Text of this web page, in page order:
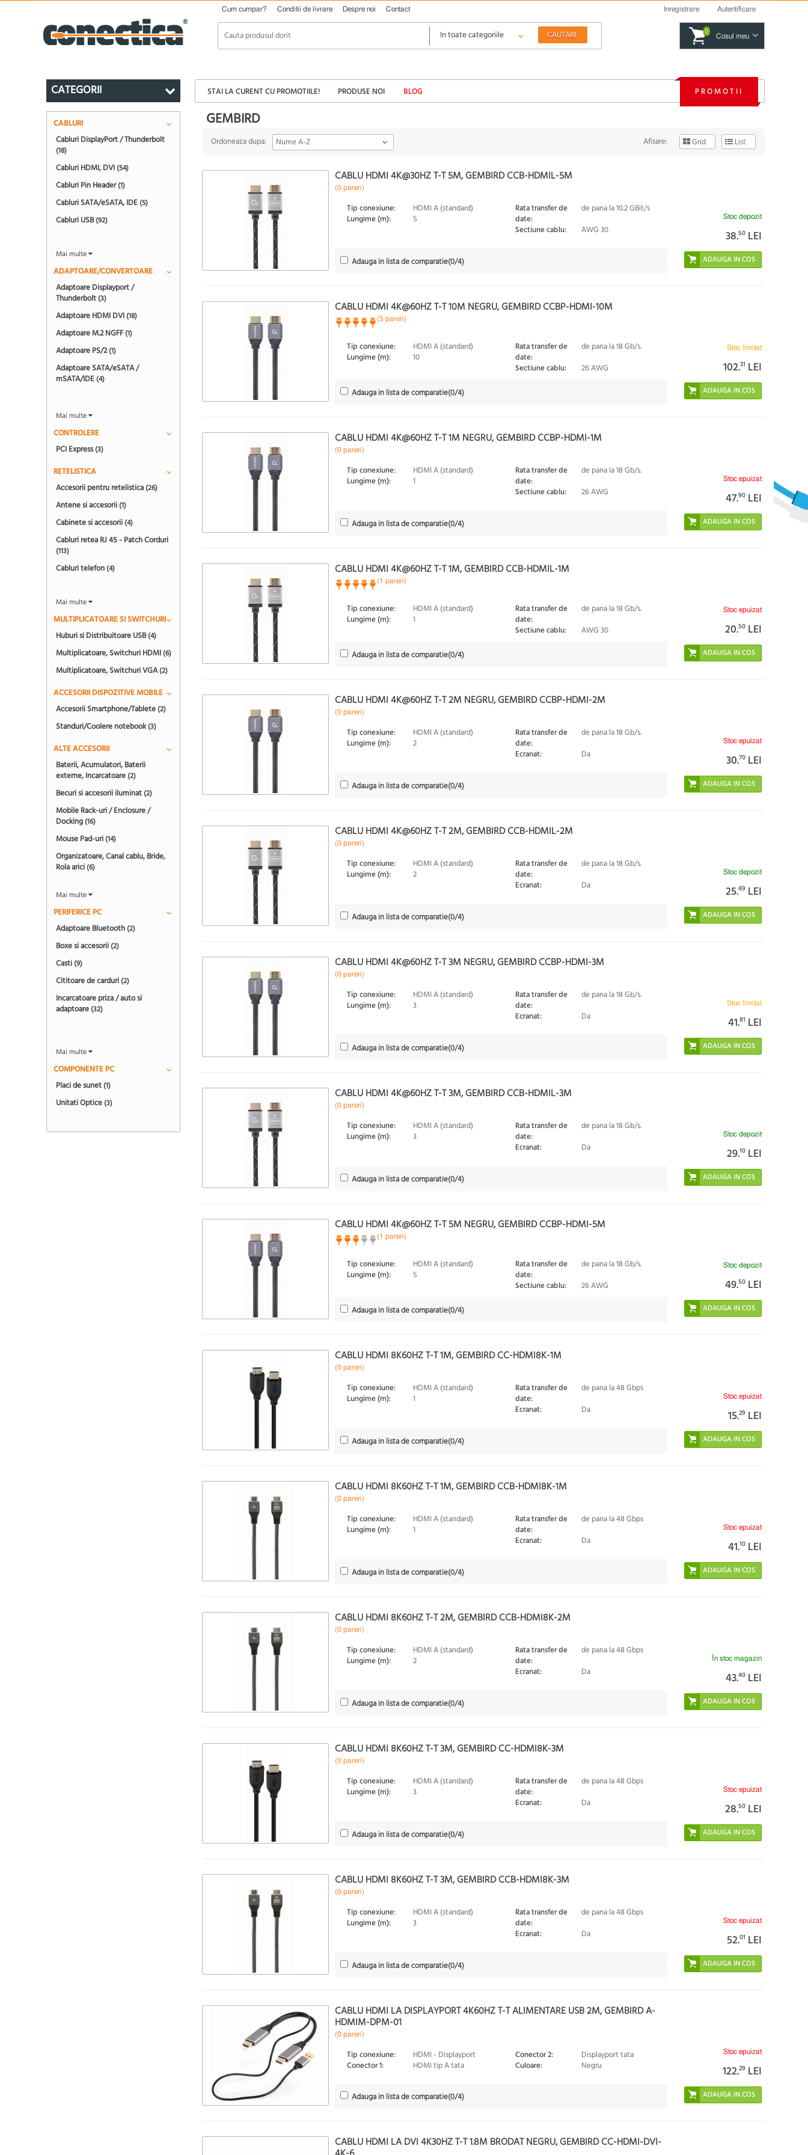
Cum cumpar? Conditii de livrare Despre noi Contact Inregistrare Autentificare
0
Cosul meu
CATEGORII STAI LA CURENT CU PROMOTIILE! PRODUSE NOI BLOG PROMOTII
GEMBIRD
Ordoneaza dupa: Nume A-Z Afisare: Grid List
CABLU HDMI 4K@30HZ T-T 5M, GEMBIRD CCB-HDMIL-5M
(0 pareri)
Tip conexiune:
HDMI A (standard)
Lungime (m):
5
Rata transfer de
date:
de pana la 10.2 GBit/s
Sectiune cablu:
AWG 30
Adauga in lista de comparatie(0/4)
Stoc depozit
38.50 LEI
CABLU HDMI 4K@60HZ T-T 10M NEGRU, GEMBIRD CCBP-HDMI-10M
(3 pareri)
Tip conexiune:
HDMI A (standard)
Lungime (m):
10
Rata transfer de
date:
de pana la 18 Gb/s.
Sectiune cablu:
26 AWG
Adauga in lista de comparatie(0/4)
Stoc limitat
102.31 LEI
CABLU HDMI 4K@60HZ T-T 1M NEGRU, GEMBIRD CCBP-HDMI-1M
(0 pareri)
Tip conexiune:
HDMI A (standard)
Lungime (m):
1
Rata transfer de
date:
de pana la 18 Gb/s.
Sectiune cablu:
26 AWG
Adauga in lista de comparatie(0/4)
Stoc epuizat
47.90 LEI
CABLU HDMI 4K@60HZ T-T 1M, GEMBIRD CCB-HDMIL-1M
(1 pareri)
Tip conexiune:
HDMI A (standard)
Lungime (m):
1
Rata transfer de
date:
de pana la 18 Gb/s.
Sectiune cablu:
AWG 30
Adauga in lista de comparatie(0/4)
Stoc epuizat
20.50 LEI
CABLU HDMI 4K@60HZ T-T 2M NEGRU, GEMBIRD CCBP-HDMI-2M
(0 pareri)
Tip conexiune:
HDMI A (standard)
Lungime (m):
2
Rata transfer de
date:
de pana la 18 Gb/s.
Ecranat:
Da
Adauga in lista de comparatie(0/4)
Stoc epuizat
30.70 LEI
CABLU HDMI 4K@60HZ T-T 2M, GEMBIRD CCB-HDMIL-2M
(0 pareri)
Tip conexiune:
HDMI A (standard)
Lungime (m):
2
Rata transfer de
date:
de pana la 18 Gb/s.
Ecranat:
Da
Adauga in lista de comparatie(0/4)
Stoc depozit
25.49 LEI
CABLU HDMI 4K@60HZ T-T 3M NEGRU, GEMBIRD CCBP-HDMI-3M
(0 pareri)
Tip conexiune:
HDMI A (standard)
Lungime (m):
3
Rata transfer de
date:
de pana la 18 Gb/s.
Ecranat:
Da
Adauga in lista de comparatie(0/4)
Stoc limitat
41.81 LEI
CABLU HDMI 4K@60HZ T-T 3M, GEMBIRD CCB-HDMIL-3M
(0 pareri)
Tip conexiune:
HDMI A (standard)
Lungime (m):
3
Rata transfer de
date:
de pana la 18 Gb/s.
Ecranat:
Da
Adauga in lista de comparatie(0/4)
Stoc depozit
29.10 LEI
CABLU HDMI 4K@60HZ T-T 5M NEGRU, GEMBIRD CCBP-HDMI-5M
(1 pareri)
Tip conexiune:
HDMI A (standard)
Lungime (m):
5
Rata transfer de
date:
de pana la 18 Gb/s.
Sectiune cablu:
26 AWG
Adauga in lista de comparatie(0/4)
Stoc depozit
49.50 LEI
CABLU HDMI 8K60HZ T-T 1M, GEMBIRD CC-HDMI8K-1M
(0 pareri)
Tip conexiune:
HDMI A (standard)
Lungime (m):
1
Rata transfer de
date:
de pana la 48 Gbps
Ecranat:
Da
Adauga in lista de comparatie(0/4)
Stoc epuizat
15.29 LEI
CABLU HDMI 8K60HZ T-T 1M, GEMBIRD CCB-HDMI8K-1M
(0 pareri)
Tip conexiune:
HDMI A (standard)
Lungime (m):
1
Rata transfer de
date:
de pana la 48 Gbps
Ecranat:
Da
Adauga in lista de comparatie(0/4)
Stoc epuizat
41.10 LEI
CABLU HDMI 8K60HZ T-T 2M, GEMBIRD CCB-HDMI8K-2M
(0 pareri)
Tip conexiune:
HDMI A (standard)
Lungime (m):
2
Rata transfer de
date:
de pana la 48 Gbps
Ecranat:
Da
Adauga in lista de comparatie(0/4)
În stoc magazin
43.40 LEI
CABLU HDMI 8K60HZ T-T 3M, GEMBIRD CC-HDMI8K-3M
(0 pareri)
Tip conexiune:
HDMI A (standard)
Lungime (m):
3
Rata transfer de
date:
de pana la 48 Gbps
Ecranat:
Da
Adauga in lista de comparatie(0/4)
Stoc epuizat
28.50 LEI
CABLU HDMI 8K60HZ T-T 3M, GEMBIRD CCB-HDMI8K-3M
(0 pareri)
Tip conexiune:
HDMI A (standard)
Lungime (m):
3
Rata transfer de
date:
de pana la 48 Gbps
Ecranat:
Da
Adauga in lista de comparatie(0/4)
Stoc epuizat
52.01 LEI
CABLU HDMI LA DISPLAYPORT 4K60HZ T-T ALIMENTARE USB 2M, GEMBIRD A-
HDMIM-DPM-01
(0 pareri)
Tip conexiune:
HDMI - Displayport
Conector 1:
HDMI tip A tata
Conector 2:
Displayport tata
Culoare:
Negru
Adauga in lista de comparatie(0/4)
Stoc epuizat
122.29 LEI
CABLU HDMI LA DVI 4K30HZ T-T 1.8M BRODAT NEGRU, GEMBIRD CC-HDMI-DVI-
CABLURI
Cabluri DisplayPort / Thunderbolt
(18)
Cabluri HDMI, DVI (54)
Cabluri Pin Header(1)
Cabluri SATA/eSATA, IDE (5)
Cabluri USB(92)
Mai multe
ADAPTOARE/CONVERTOARE
Adaptoare Displayport /
Thunderbolt (3)
Adaptoare HDMI DVI (18)
Adaptoare M.2 NGFF(1)
Adaptoare PS/2(1)
Adaptoare SATA/eSATA /
mSATA/IDE (4)
Mai multe
CONTROLERE
PCI Express(3)
RETELISTICA
Accesorii pentru retelistica (26)
Antene si accesorii (1)
Cabinete si accesorii (4)
Cabluri retea RJ 45 - Patch Corduri
(113)
Cabluri telefon (4)
Mai multe
MULTIPLICATOARE SI SWITCHURI
Huburi si Distribuitoare USB(4)
Multiplicatoare, Switchuri HDMI (6)
Multiplicatoare, Switchuri VGA(2)
ACCESORII DISPOZITIVE MOBILE
Accesorii Smartphone/Tablete (2)
Standuri/Coolere notebook(3)
ALTE ACCESORII
Baterii, Acumulatori, Baterii
externe, Incarcatoare (2)
Becuri si accesorii iluminat (2)
Mobile Rack-uri / Enclosure /
Docking (16)
Mouse Pad-uri (14)
Organizatoare, Canal cablu, Bride,
Rola arici (6)
Mai multe
PERIFERICE PC
Adaptoare Bluetooth (2)
Boxe si accesorii (2)
Casti (9)
Cititoare de carduri (2)
Incarcatoare priza / auto si
adaptoare (32)
Mai multe
COMPONENTE PC
Placi de sunet (1)
Unitati Optice (3)